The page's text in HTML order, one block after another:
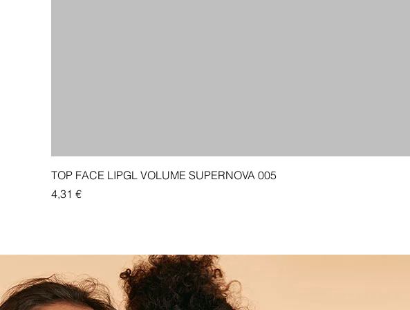
TOP FACE LIPGL VOLUME SUPERNOVA 005
Price
4,31 €